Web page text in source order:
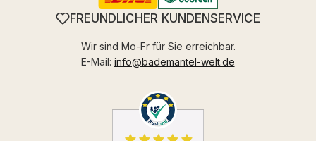
FREUNDLICHER KUNDENSERVICE
Wir sind Mo-Fr für Sie erreichbar.
E-Mail: info@bademantel-welt.de